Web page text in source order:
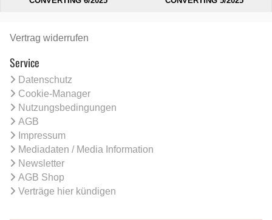
Vertrag widerrufen
Service
Datenschutz
Cookie-Manager
Nutzungsbedingungen
AGB
Impressum
Mediadaten / Media Information
Newsletter
AGB Shop
Verträge hier kündigen